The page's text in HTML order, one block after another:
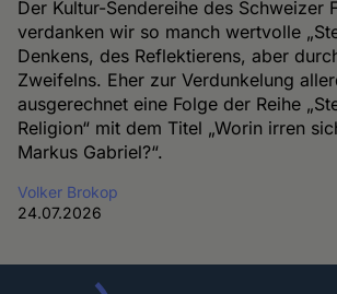
Der Kultur-Sendereihe des Schweizer
verdanken wir so manch wertvolle
Denkens, des Reflektierens, aber
Zweifelns. Eher zur Verdunkelung
ausgerechnet eine Folge der Reihe
Religion“ mit dem Titel „Worin irren
Markus Gabriel?“.
Volker Brokop
24.07.2026